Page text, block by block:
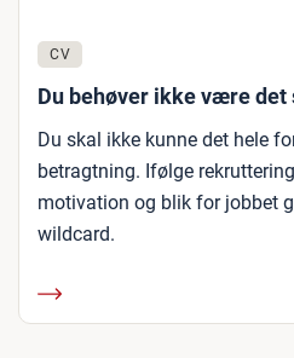
CV
Du behøver ikke være det
Du skal ikke kunne det hele
betragtning. Ifølge
motivation og blik for jobbet
wildcard.